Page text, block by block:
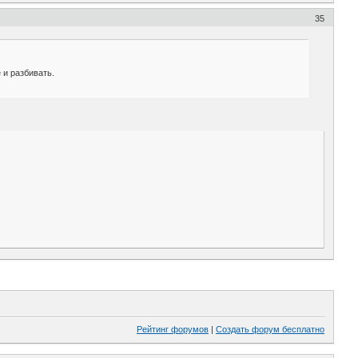
35
разбивать.
Рейтинг форумов Создать форум бесплатно